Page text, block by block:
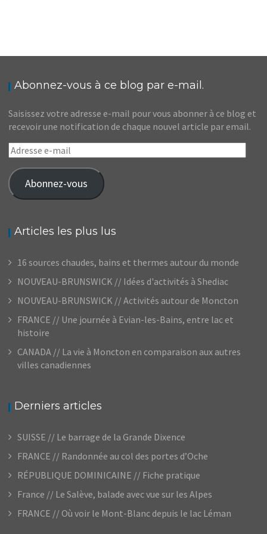
Abonnez-vous à ce blog par e-mail.
Saisissez votre adresse e-mail pour vous abonner à ce blog et
recevoir une notification de chaque nouvel article par email.
Adresse
e-
mail
Abonnez-vous
Articles les plus lus
16 sources chaudes, bains et thermes autour du monde
NOUVEAU-BRUNSWICK // Idées d'activités à Shediac
NOUVEAU-BRUNSWICK // Activités autour de Moncton
FRANCE // Une journée à Evian-les-Bains, entre lac et
histoire
CANADA // La vie à Moncton en comparaison aux autres
villes canadiennes
Derniers articles
SUISSE // Le barrage de la Grande Dixence
FRANCE // Randonnée au col des portes d’Oche
RÉPUBLIQUE DOMINICAINE // Fiche pratique
France // Le Salève, balade avec vue sur les Alpes
FRANCE // Où voir le Mont-Blanc depuis le lac Léman